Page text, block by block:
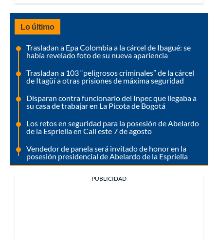
Lo último
Trasladan a Epa Colombia a la cárcel de Ibagué: se
había revelado foto de su nueva apariencia
Trasladan a 103 “peligrosos criminales” de la cárcel
de Itagüí a otras prisiones de máxima seguridad
Disparan contra funcionario del Inpec que llegaba a
su casa de trabajar en La Picota de Bogotá
Los retos en seguridad para la posesión de Abelardo
de la Espriella en Cali este 7 de agosto
Vendedor de panela será invitado de honor en la
posesión presidencial de Abelardo de la Espriella
PUBLICIDAD